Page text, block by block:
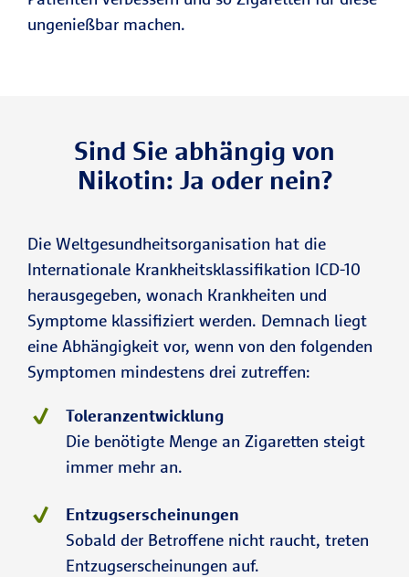
ungenießbar machen.
Sind Sie abhängig von
Nikotin: Ja oder nein?
Die Weltgesundheitsorganisation hat die
Internationale Krankheitsklassifikation ICD-10
herausgegeben, wonach Krankheiten und
Symptome klassifiziert werden. Demnach liegt
eine Abhängigkeit vor, wenn von den folgenden
Symptomen mindestens drei zutreffen:
Toleranzentwicklung
Die benötigte Menge an Zigaretten steigt
immer mehr an.
Entzugserscheinungen
Sobald der Betroffene nicht raucht, treten
Entzugserscheinungen auf.